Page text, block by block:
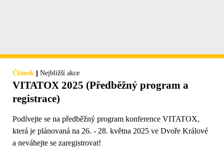
Článek | Nejbližší akce
VITATOX 2025 (Předběžný program a
registrace)
Podívejte se na předběžný program konference VITATOX,
která je plánovaná na 26. - 28. května 2025 ve Dvoře Králové
a neváhejte se zaregistrovat!